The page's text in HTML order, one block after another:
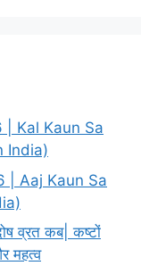
| Kal Kaun Sa
India)
| Aaj Kaun Sa
व्रत कब| कष्टों
महत्व